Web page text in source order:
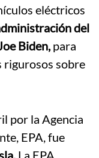
eléctricos
del
Biden, para
rigurosos sobre
por la Agencia
EPA, fue
La EPA